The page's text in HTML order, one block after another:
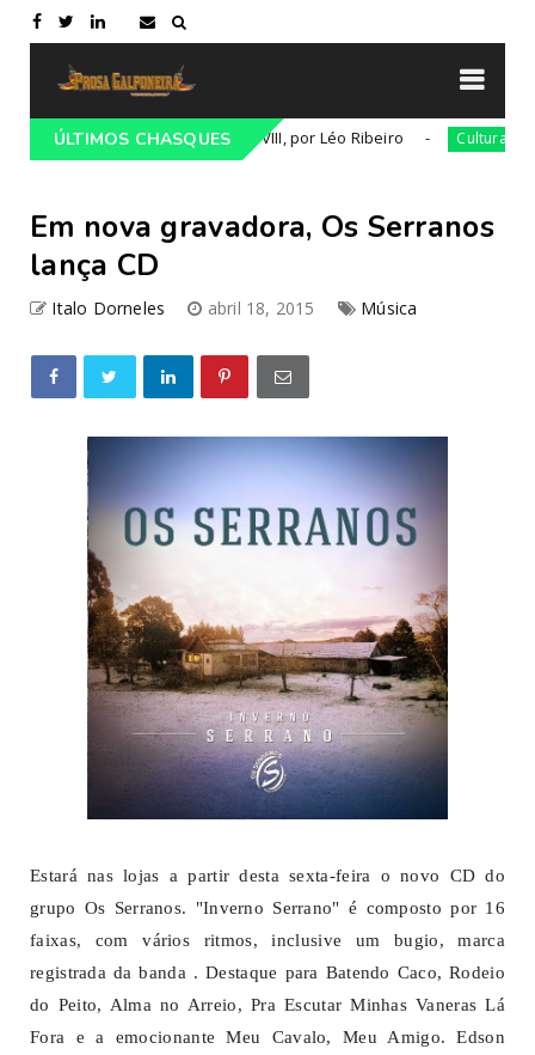
ÚLTIMOS CHASQUES
Gauchesca - parte VIII, por Léo Ribeiro Cultura Num
Em nova gravadora, Os Serranos
lança CD
Italo Dorneles abril 18, 2015 Música
Estará nas lojas a partir desta sexta-feira o novo CD do
grupo Os Serranos. "Inverno Serrano" é composto por 16
faixas, com vários ritmos, inclusive um bugio, marca
registrada da banda . Destaque para Batendo Caco, Rodeio
do Peito, Alma no Arreio, Pra Escutar Minhas Vaneras Lá
Fora e a emocionante Meu Cavalo, Meu Amigo. Edson